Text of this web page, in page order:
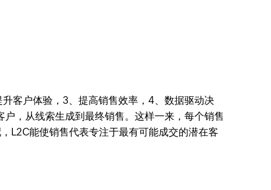
升客户体验，3、提高销售效率，4、数据驱动决
，从线索生成到最终销售。这样一来，每个销售
L2C能使销售代表专注于最有可能成交的潜在客